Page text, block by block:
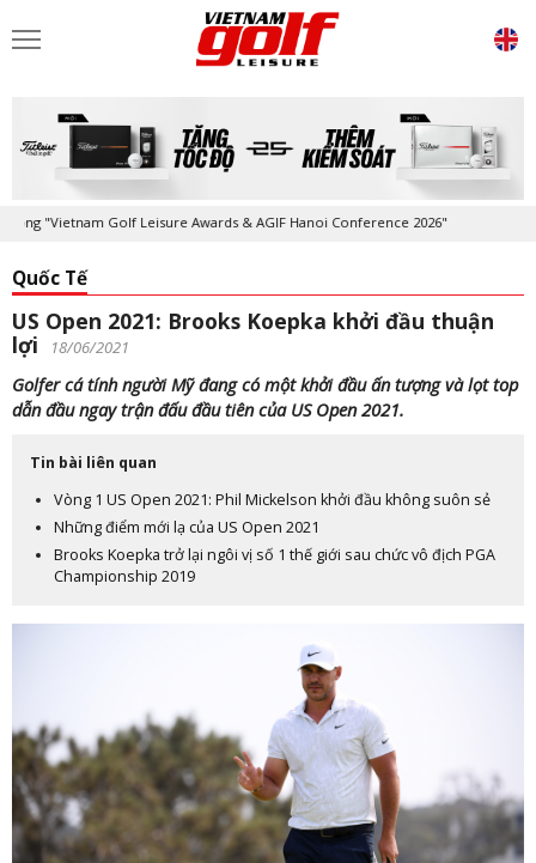
"Vietnam Golf Leisure Awards & AGIF Hanoi Conference 2026"
Quốc Tế
US Open 2021: Brooks Koepka khởi đầu thuận
lợi
18/06/2021
Golfer cá tính người Mỹ đang có một khởi đầu ấn tượng và lọt top
dẫn đầu ngay trận đấu đầu tiên của US Open 2021.
Tin bài liên quan
Vòng 1 US Open 2021: Phil Mickelson khởi đầu không suôn sẻ
Những điểm mới lạ của US Open 2021
Brooks Koepka trở lại ngôi vị số 1 thế giới sau chức vô địch PGA
Championship 2019